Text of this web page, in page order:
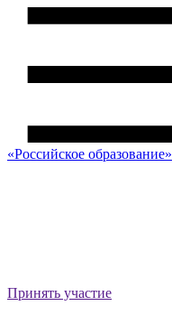
«Российское образование»
Принять участие